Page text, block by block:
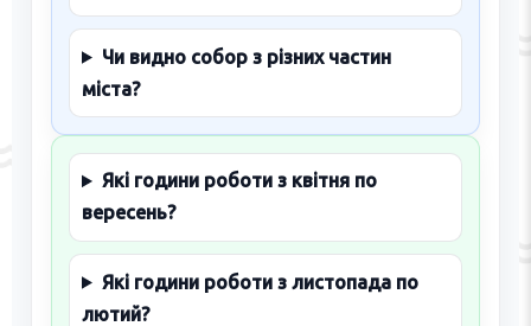
Чи видно собор з різних частин
міста?
Які години роботи з квітня по
вересень?
Які години роботи з листопада по
лютий?